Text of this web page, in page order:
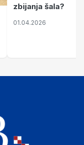
zbijanja šala?
01.04.2026